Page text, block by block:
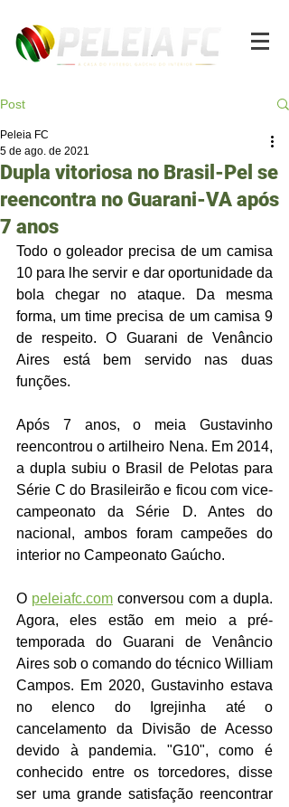
Post
Dupla vitoriosa no Brasil-Pel se
reencontra no Guarani-VA após
7 anos
Peleia FC
5 de ago. de 2021
Todo o goleador precisa de um camisa
10 para lhe servir e dar oportunidade da
bola chegar no ataque. Da mesma
forma, um time precisa de um camisa 9
de respeito. O Guarani de Venâncio
Aires está bem servido nas duas
funções.
Após 7 anos, o meia Gustavinho
reencontrou o artilheiro Nena. Em 2014,
a dupla subiu o Brasil de Pelotas para
Série C do Brasileirão e ficou com vice-
campeonato da Série D. Antes do
nacional, ambos foram campeões do
interior no Campeonato Gaúcho.
O peleiafc.com conversou com a dupla.
Agora, eles estão em meio a pré-
temporada do Guarani de Venâncio
Aires sob o comando do técnico William
Campos. Em 2020, Gustavinho estava
no elenco do Igrejinha até o
cancelamento da Divisão de Acesso
devido à pandemia. "G10", como é
conhecido entre os torcedores, disse
ser uma grande satisfação reencontrar